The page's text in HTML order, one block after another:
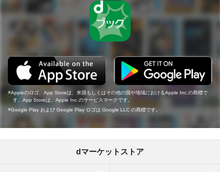
Appleのロゴ、App Storeは、米国もしくはその他の国や地域におけるApple Inc.の商標で
す。App Storeは、Apple Inc.のサービスマークです。
Google Play および Google Play ロゴは Google LLC の商標です。
dマーケットストア